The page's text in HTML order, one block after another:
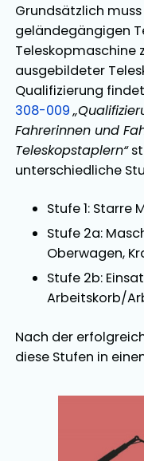
Grundsätzlich
geländegängigen
Teleskopmaschine
ausgebildeter
Qualifizierung
308-009
Fahrerinnen und
Teleskopstaplern“
unterschiedliche
Stufe 1: Starre
Stufe 2a:
Oberwagen,
Stufe 2b:
Arbeitskorb/
Nach der
diese Stufen in